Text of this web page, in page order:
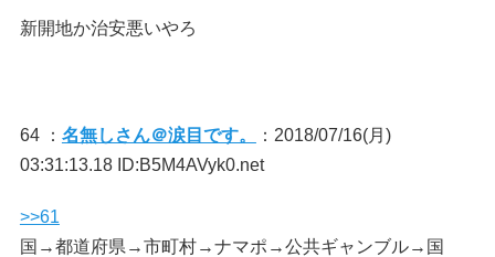
新開地か治安悪いやろ
64 ： 名無しさん＠涙目です。
：2018/07/16(月)
03:31:13.18 ID:B5M4AVyk0.net
>>61
国→都道府県→市町村→ナマポ→公共ギャンブル→国